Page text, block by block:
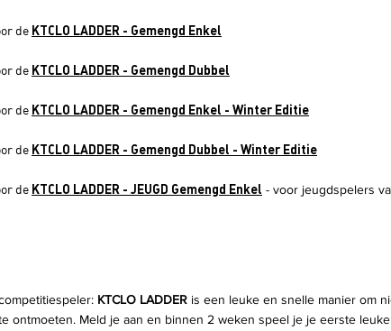
de KTCLO LADDER - Gemengd Enkel
de KTCLO LADDER - Gemengd Dubbel
de KTCLO LADDER - Gemengd Enkel - Winter Editie
de KTCLO LADDER - Gemengd Dubbel - Winter Editie
de KTCLO LADDER - JEUGD Gemengd Enkel - voor jeugdspelers
KTCLO LADDER is een leuke en snelle manier om
ontmoeten. Meld je aan en binnen 2 weken speel je je eerste